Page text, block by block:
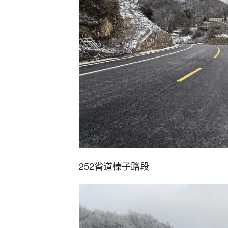
252省道榛子路段